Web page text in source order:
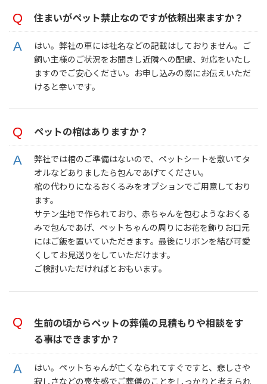
住まいがペット禁止なのですが依頼出来ますか？
はい。弊社の車には社名などの記載はしておりません。ご
飼い主様のご状況をお聞きし近隣への配慮、対応をいたし
ますのでご安心ください。お申し込みの際にお伝えいただ
けると幸いです。
ペットの棺はありますか？
弊社では棺のご準備はないので、ペットシートを敷いてタ
オルなどありましたら包んであげてください。
棺の代わりになるおくるみをオプションでご用意しており
ます。
サテン生地で作られており、赤ちゃんを包むようなおくる
みで包んであげ、ペットちゃんの周りにお花を飾りお口元
にはご飯を置いていただきます。最後にリボンを結び可愛
くしてお見送りをしていただけます。
ご検討いただければとおもいます。
生前の頃からペットの葬儀の見積もりや相談をす
る事はできますか？
はい。ペットちゃんが亡くなられてすぐですと、悲しさや
寂しさなどの喪失感でご葬儀のことをしっかりと考えられ